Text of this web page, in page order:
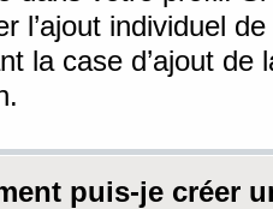
l’ajout individuel
la case d’ajout
puis-je créer